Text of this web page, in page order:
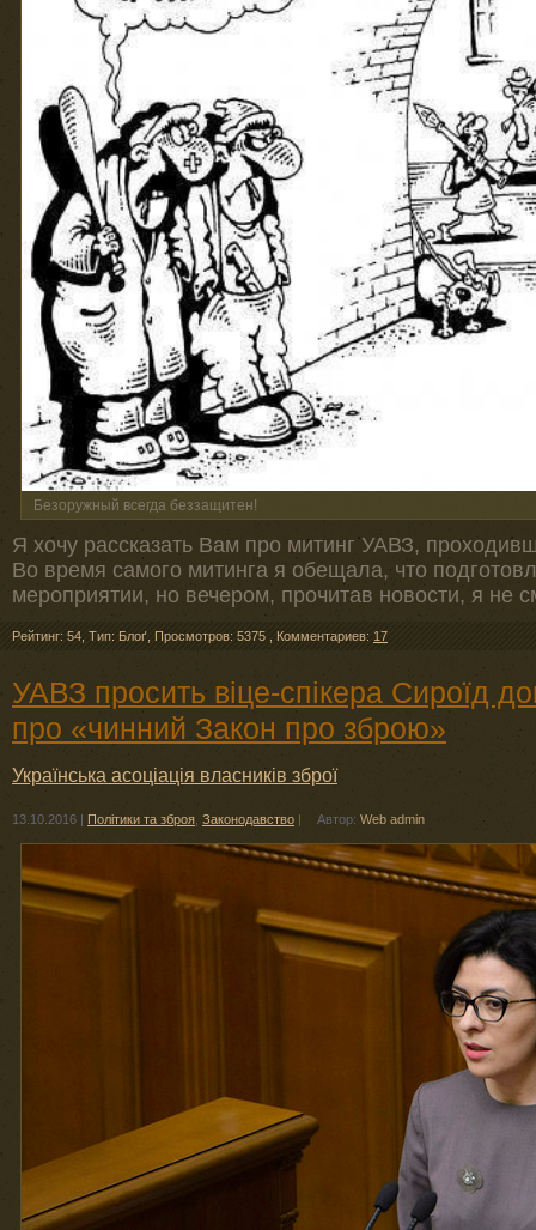
Безоружный всегда беззащитен!
Я хочу рассказать Вам про митинг УАВЗ,
Во время самого митинга я обещала, что
мероприятии, но вечером, прочитав новости, я не
Рейтинг: 54 Тип: Блоґ Просмотров: 5375 Комментариев: 17
УАВЗ просить віце-спікера Сироїд
про «чинний Закон про зброю»
Українська асоціація власників зброї
13.10.2016 | Політики та зброя Законодавство | Автор: Web admin